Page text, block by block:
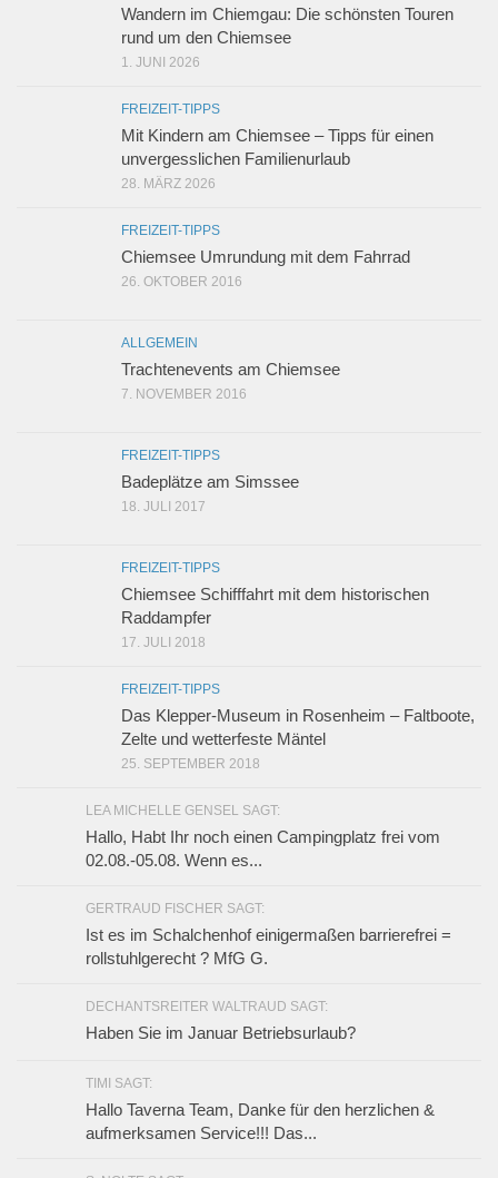
Wandern im Chiemgau: Die schönsten Touren
rund um den Chiemsee
1. JUNI 2026
FREIZEIT-TIPPS
Mit Kindern am Chiemsee – Tipps für einen
unvergesslichen Familienurlaub
28. MÄRZ 2026
FREIZEIT-TIPPS
Chiemsee Umrundung mit dem Fahrrad
26. OKTOBER 2016
ALLGEMEIN
Trachtenevents am Chiemsee
7. NOVEMBER 2016
FREIZEIT-TIPPS
Badeplätze am Simssee
18. JULI 2017
FREIZEIT-TIPPS
Chiemsee Schifffahrt mit dem historischen
Raddampfer
17. JULI 2018
FREIZEIT-TIPPS
Das Klepper-Museum in Rosenheim – Faltboote,
Zelte und wetterfeste Mäntel
25. SEPTEMBER 2018
LEA MICHELLE GENSEL SAGT:
Hallo, Habt Ihr noch einen Campingplatz frei vom
02.08.-05.08. Wenn es...
GERTRAUD FISCHER SAGT:
Ist es im Schalchenhof einigermaßen barrierefrei =
rollstuhlgerecht ? MfG G.
DECHANTSREITER WALTRAUD SAGT:
Haben Sie im Januar Betriebsurlaub?
TIMI SAGT:
Hallo Taverna Team, Danke für den herzlichen &
aufmerksamen Service!!! Das...